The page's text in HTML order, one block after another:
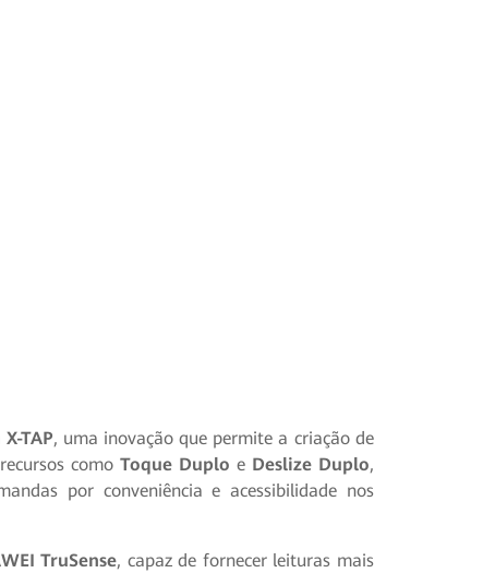
X-TAP, uma inovação que permite a criação de
como Toque Duplo e Deslize Duplo,
por conveniência e acessibilidade nos
TruSense, capaz de fornecer leituras mais